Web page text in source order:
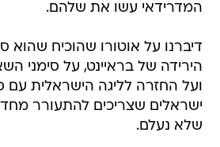
המדרידאי עשו את שלהם.
דיברנו על אוטורו שהוכיח שהוא
הירידה של בראיינט, על סימני
ועל החזרה לליגה הישראלית עם
ישראלים שצריכים להתעורר
שלא נעלם.